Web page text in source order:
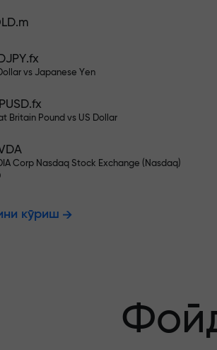
тўлдиринг ва
олинг. X1000 хато эмас. Депозит
катта бўлса, мультипликатор
$333 билан
гача
vs Japanese Yen
Britain Pound vs US Dollar
Corp Nasdaq Stock Exchange (Nasdaq)
кўриш